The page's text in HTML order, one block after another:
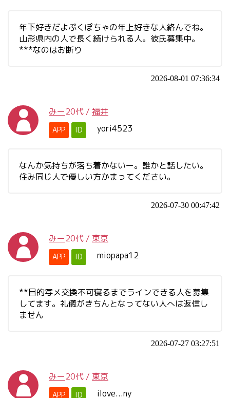
年下好きだよぷくぽちゃの年上好きな人絡んでね。
山形県内の人で長く続けられる人。彼氏募集中。
***なのはお断り
2026-08-01 07:36:34
みー20代 / 福井
APP ID yori4523
なんか気持ちが落ち着かないー。誰かと話したい。
住み同じ人で優しい方かまってください。
2026-07-30 00:47:42
みー20代 / 東京
APP ID miopapa12
**目的写メ交換不可寝るまでラインできる人を募集
してます。礼儀がきちんとなってない人へは返信し
ません
2026-07-27 03:27:51
みー20代 / 東京
APP ID ilove...ny